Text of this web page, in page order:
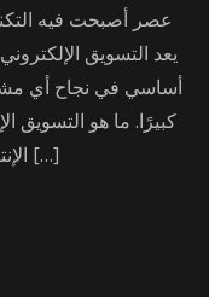
عصر أصبحت فيه
يعد التسويق
أساسي في نجاح أي
كبيرًا. ما هو التسويق
الإنترنت والمنصات الرقمية للترويج للمنتجات […]